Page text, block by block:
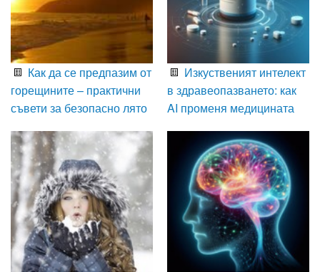
Как да се предпазим от
горещините – практични
съвети за безопасно лято
Изкуственият интелект
в здравеопазването: как
AI променя медицината